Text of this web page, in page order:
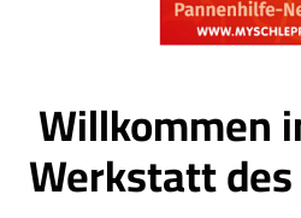
Willkommen
Werkstatt